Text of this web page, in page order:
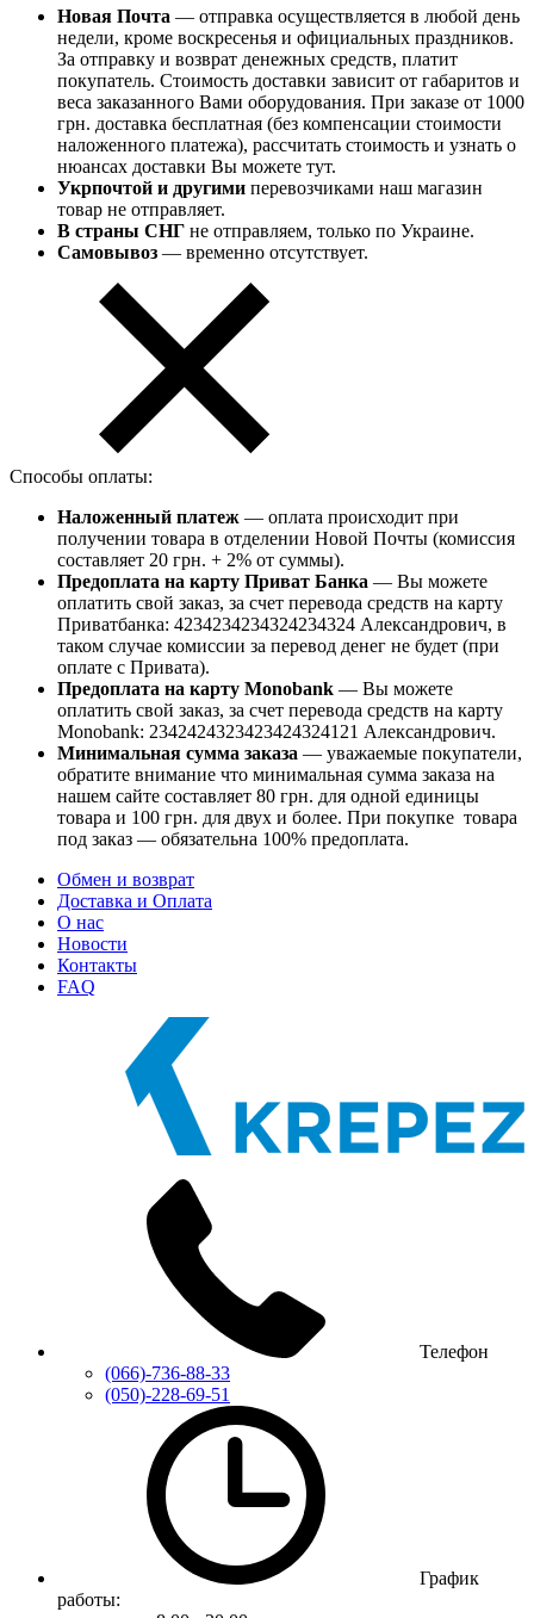
Новая Почта — отправка осуществляется в любой день
недели, кроме воскресенья и официальных праздников.
За отправку и возврат денежных средств, платит
покупатель. Стоимость доставки зависит от габаритов и
веса заказанного Вами оборудования. При заказе от 1000
грн. доставка бесплатная (без компенсации стоимости
наложенного платежа), рассчитать стоимость и узнать о
нюансах доставки Вы можете тут.
Укрпочтой и другими перевозчиками наш магазин
товар не отправляет.
В страны СНГ не отправляем, только по Украине.
Самовывоз — временно отсутствует.
Способы оплаты:
Наложенный платеж — оплата происходит при
получении товара в отделении Новой Почты (комиссия
составляет 20 грн. + 2% от суммы).
Предоплата на карту Приват Банка — Вы можете
оплатить свой заказ, за счет перевода средств на карту
Приватбанка: 4234234234324234324 Александрович, в
таком случае комиссии за перевод денег не будет (при
оплате с Привата).
Предоплата на карту Monobank — Вы можете
оплатить свой заказ, за счет перевода средств на карту
Monobank: 2342424323423424324121 Александрович.
Минимальная сумма заказа — уважаемые покупатели,
обратите внимание что минимальная сумма заказа на
нашем сайте составляет 80 грн. для одной единицы
товара и 100 грн. для двух и более. При покупке товара
под заказ — обязательна 100% предоплата.
Обмен и возврат
Доставка и Оплата
О нас
Новости
Контакты
FAQ
Телефон
(066)-736-88-33
(050)-228-69-51
График
работы: